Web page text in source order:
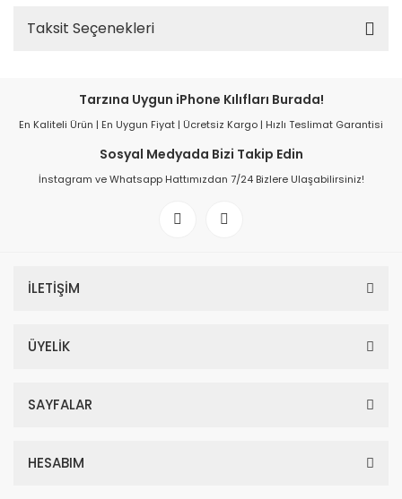
Taksit Seçenekleri
Tarzına Uygun iPhone Kılıfları Burada!
En Kaliteli Ürün | En Uygun Fiyat | Ücretsiz Kargo | Hızlı Teslimat Garantisi
Sosyal Medyada Bizi Takip Edin
İnstagram ve Whatsapp Hattımızdan 7/24 Bizlere Ulaşabilirsiniz!
İLETİŞİM
ÜYELİK
SAYFALAR
HESABIM